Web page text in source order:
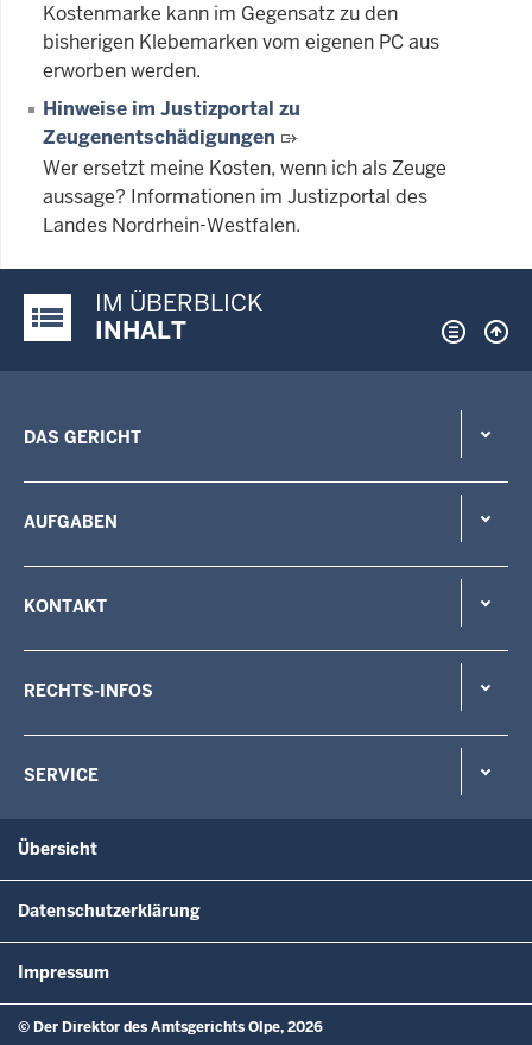
Kostenmarke kann im Gegensatz zu den
bisherigen Klebemarken vom eigenen PC aus
erworben werden.
Hinweise im Justizportal zu
Zeugenentschädigungen
Wer ersetzt meine Kosten, wenn ich als Zeuge
aussage? Informationen im Justizportal des
Landes Nordrhein-Westfalen.
Justiz-Portal im Überblick:
IM ÜBERBLICK
INHALT
DAS GERICHT
AUFGABEN
KONTAKT
RECHTS-INFOS
SERVICE
Übersicht
Datenschutzerklärung
Impressum
© Der Direktor des Amtsgerichts Olpe, 2026